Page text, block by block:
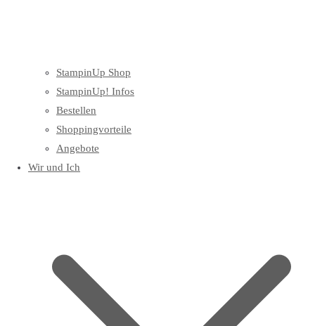
StampinUp Shop
StampinUp! Infos
Bestellen
Shoppingvorteile
Angebote
Wir und Ich